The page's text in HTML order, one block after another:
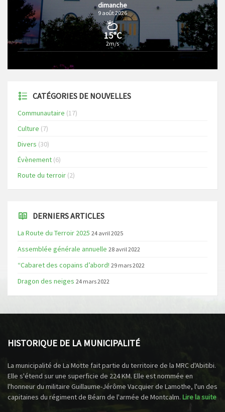
dimanche
9 août 2026
15°C
2m/s
CATÉGORIES DE NOUVELLES
Communautaire (17)
Culture (7)
Divers (30)
Évènement (6)
Route du terroir (2)
DERNIERS ARTICLES
La Route du Terroir 2025 24 avril 2025
Assemblée générale annuelle 28 avril 2022
“Cabaret des copains d’abord! 29 mars 2022
Dragon des neiges 24 mars 2022
HISTORIQUE DE LA MUNICIPALITÉ
La municipalité de La Motte fait partie du territoire de la MRC d'Abitibi.
Elle s'étend sur une superficie de 224 KM. Elle est nommée en
l'honneur du militaire Guillaume-Jérôme Vacquier de Lamothe, l'un des
capitaines du régiment de Béarn de l'armée de Montcalm. Lire la suite